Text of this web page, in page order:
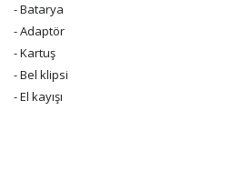
- Batarya
- Adaptör
- Kartuş
- Bel klipsi
- El kayışı